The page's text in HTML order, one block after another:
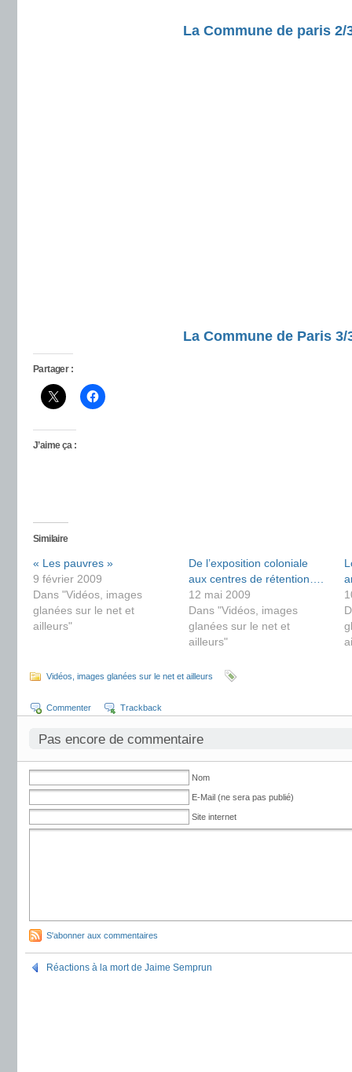
La Commune de paris 2/
La Commune de Paris 3/
Partager :
J’aime ça :
Similaire
« Les pauvres »
9 février 2009
Dans "Vidéos, images
glanées sur le net et
ailleurs"
De l’exposition coloniale
aux centres de rétention….
12 mai 2009
Dans "Vidéos, images
glanées sur le net et
ailleurs"
Vidéos, images glanées sur le net et ailleurs
Commenter Trackback
Pas encore de commentaire
Nom
E-Mail (ne sera pas publié)
Site internet
S'abonner aux commentaires
Réactions à la mort de Jaime Semprun